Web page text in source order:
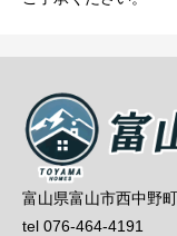
富山県富山市西中野
tel 076-464-4191